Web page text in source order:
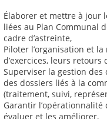
Élaborer et mettre à jour
liées au Plan Communal
cadre d’astreinte,
Piloter l’organisation et
d’exercices, leurs retours
Superviser la gestion
des dossiers liés à la
(traitement, suivi,
Garantir l’opérationnalité
évaluer et les améliorer,